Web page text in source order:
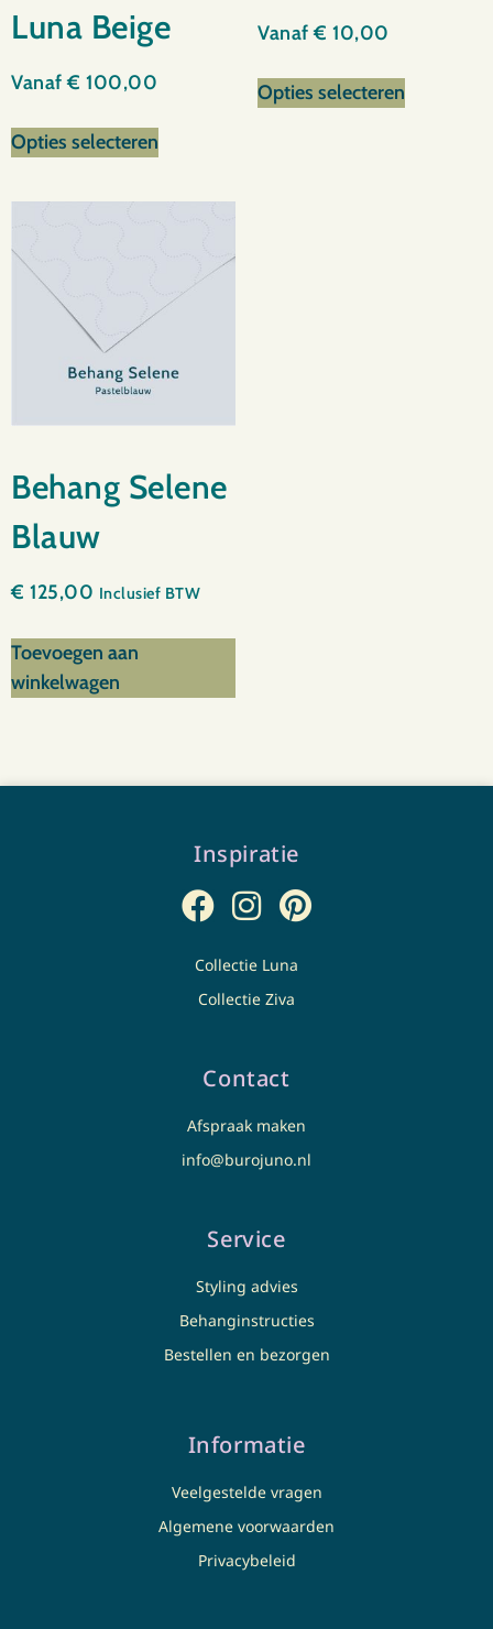
Luna Beige
Vanaf€ 100,00
Opties selecteren
Vanaf€ 10,00
Opties selecteren
Behang Selene
Blauw
€ 125,00 Inclusief BTW
Toevoegen aan
winkelwagen
Inspiratie
Collectie Luna
Collectie Ziva
Contact
Afspraak maken
info@burojuno.nl
Service
Styling advies
Behanginstructies
Bestellen en bezorgen
Informatie
Veelgestelde vragen
Algemene voorwaarden
Privacybeleid